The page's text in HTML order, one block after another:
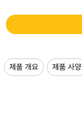
제품 개요 제품 사양